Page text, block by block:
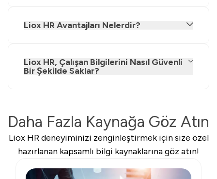
Liox HR Avantajları Nelerdir?
Liox HR, Çalışan Bilgilerini Nasıl Güvenli
Bir Şekilde Saklar?
Daha Fazla Kaynağa Göz Atın
Liox HR deneyiminizi zenginleştirmek için size özel
hazırlanan kapsamlı bilgi kaynaklarına göz atın!